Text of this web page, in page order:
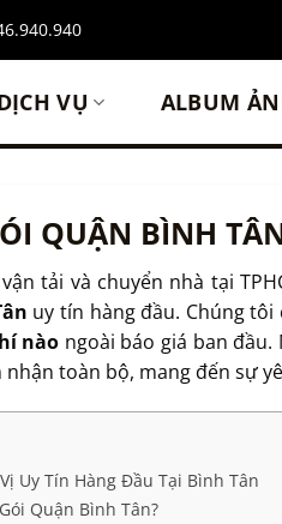
VỤ ALBUM
QUẬN BÌNH
tải và chuyển nhà tại
uy tín hàng đầu. Chúng
nào ngoài báo giá ban
toàn bộ, mang đến sự
Uy Tín Hàng Đầu Tại Bình Tân
Quận Bình Tân?